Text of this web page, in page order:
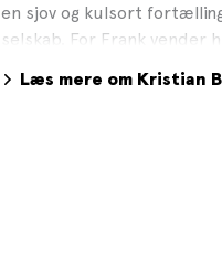
en sjov og kulsort
selskab. For Frank vender
Romanprisen, Læsernes
Læs mere om Kristian